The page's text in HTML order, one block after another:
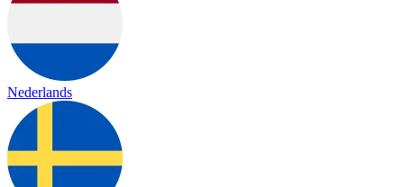
Nederlands